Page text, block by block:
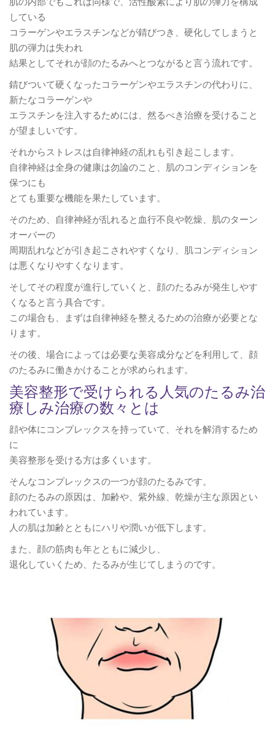
している
コラーゲンやエラスチンなどが錆びつき、硬化してしまうと
肌の弾力は失われ
結果としてそれが顔のたるみへとつながると言う流れです。
錆びついて硬くなったコラーゲンやエラスチンの代わりに、
新たなコラーゲンや
エラスチンを注入するためには、然るべき治療を受けること
が望ましいです。
それからストレスは自律神経の乱れも引き起こします。
自律神経は全身の健康は勿論のこと、肌のコンディションを
保つにも
とても重要な機能を果たしています。
そのため、自律神経が乱れると血行不良や乾燥、肌のターン
オーバーの
周期乱れなどが引き起こされやすくなり、肌コンディション
は悪くなりやすくなります。
そしてその程度が進行していくと、顔のたるみが発生しやす
くなると言う具合です。
この場合も、まずは自律神経を整えるための治療が必要とな
ります。
その後、場合によっては必要な美容成分などを利用して、顔
のたるみに働きかけることが求められます。
美容整形で受けられる人気のたるみ治
療しみ治療の数々とは
顔や体にコンプレックスを持っていて、それを解消するため
に
美容整形を受ける方は多くいます。
そんなコンプレックスの一つが顔のたるみです。
顔のたるみの原因は、加齢や、紫外線、乾燥が主な原因とい
われています。
人の肌は加齢とともにハリや潤いが低下します。
また、顔の筋肉も年とともに減少し、
退化していくため、たるみが生じてしまうのです。